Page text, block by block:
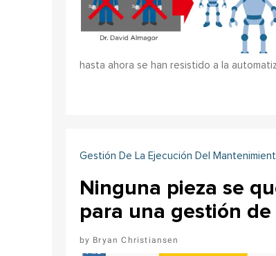
hasta ahora se han resistido a la
Gestión De La Ejecución Del
Ninguna pieza se
para una gestión
Bryan Christiansen